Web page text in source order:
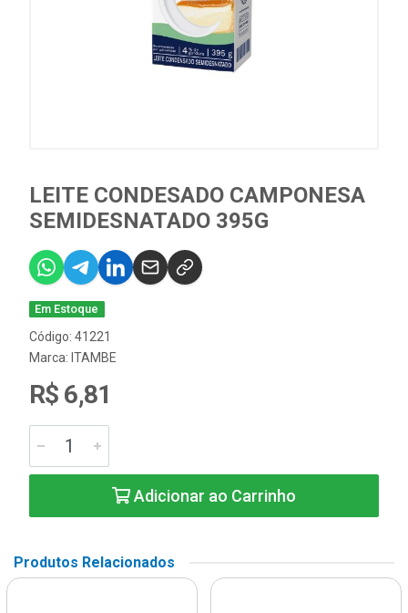
LEITE CONDESADO CAMPONESA
SEMIDESNATADO 395G
Em Estoque
Código: 41221
Marca: ITAMBE
R$ 6,81
Adicionar ao Carrinho
Produtos Relacionados